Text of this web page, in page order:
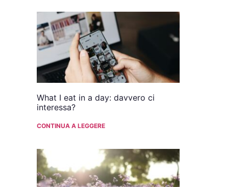
What I eat in a day: davvero ci
interessa?
CONTINUA A LEGGERE